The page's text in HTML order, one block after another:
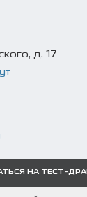
д. 17
НА ТЕСТ-